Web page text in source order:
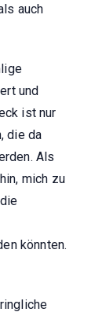
auch
und
ist nur
die da
Als
mich zu
könnten.